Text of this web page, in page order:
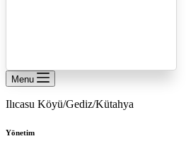
Menu
Ilıcasu Köyü/Gediz/Kütahya
Yönetim